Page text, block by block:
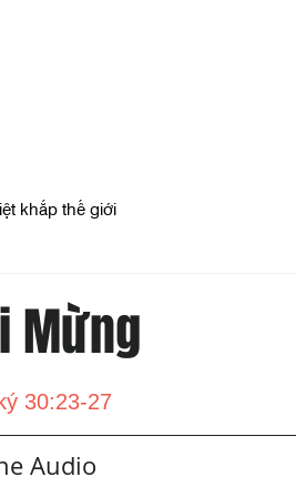
khắp thế giới
Mừng
30:23-27
Audio